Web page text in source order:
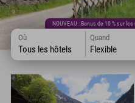
NOUVEAU : Bonus de 10 % sur
Où
Tous les hôtels
Quand
Flexible